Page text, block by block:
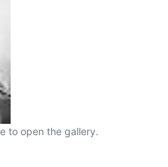
to open the gallery.